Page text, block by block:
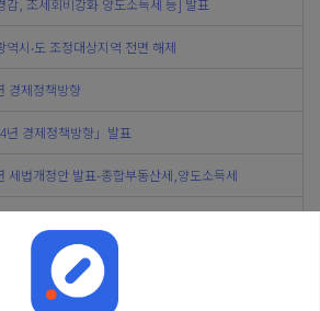
감, 조세회비강화 양도소득세 등] 발표
역시‧도 조정대상지역 전면 해제
경제정책방향
년 경제정책방향」발표
세법개정안 발표-종합부동산세,양도소득세
년 지방세입 관계법령」 개정안 2025년 1월 1일부터